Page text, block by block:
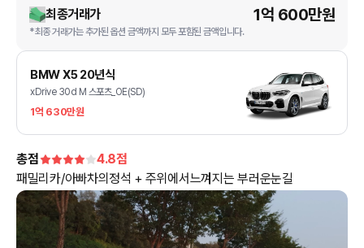
최종거래가 1억 600만원
*최종 거래가는 추가된 옵션 금액까지 모두 포함된 금액입니다.
BMW X5 20년식
xDrive 30d M 스포츠_OE(SD)
1억 630만원
총점 4.8점